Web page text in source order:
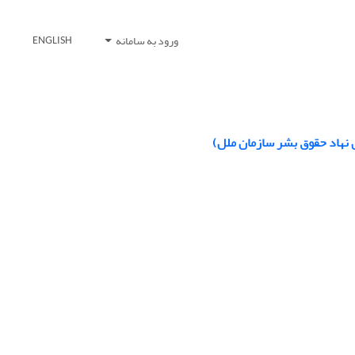
ورود به سامانه ENGLISH
نهاد حقوق بشر سازمان ملل)